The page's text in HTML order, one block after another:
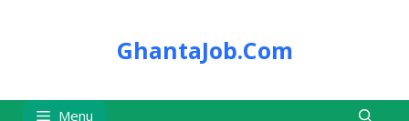
GhantaJob.Com
Menu